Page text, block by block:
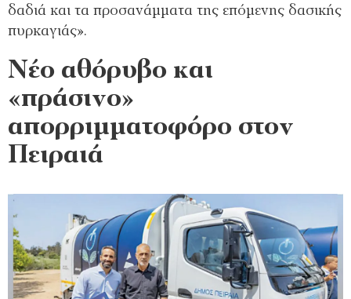
δαδιά και τα προσανάμματα της επόμενης δασικής
πυρκαγιάς».
Νέο αθόρυβο και
«πράσινο»
απορριμματοφόρο στον
Πειραιά